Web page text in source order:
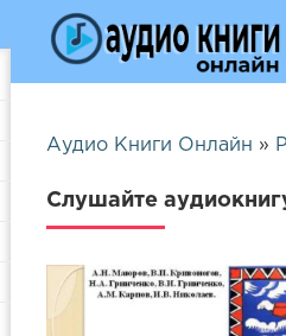
Аудио Книги Онлайн »
Слушайте